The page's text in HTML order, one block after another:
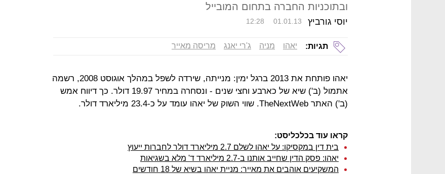
ובתוכניות החברה בתחום המובייל
יוסי גורביץ 12:28 01.01.13
תגיות: יאהו מניה ג'רי יאנג מריסה מאייר
יאהו פותחת את 2013 ברגל ימין: מנייתה, שירדה לשפל במהלך אוגוסט 2008, רשמה
אתמול (ב') שיא של כארבע וחצי שנים - ונסחרה במחיר 19.97 דולר. כך דיווח אמש
(ב') האתר TheNextWeb. שווי השוק של יאהו עומד על כ-23.4 מיליארד דולר.
קראו עוד בכלכליסט:
בית דין במקסיקו: על יאהו לשלם 2.7 מיליארד דולר לחברות ייעוץ
יאהו: פסק הדין שחייב אותנו ב-2.7 מיליארד ד' מלא בשגיאות
המשקיעים אוהבים את מאייר: מניית יאהו בשיא של 18 חודשים